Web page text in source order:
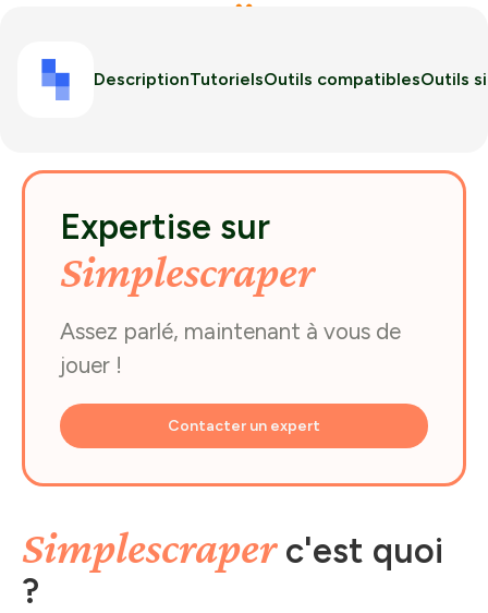
DescriptionTutorielsOutils compatiblesOutils
Simplescraperc'est quoi
?
Expertise sur
Simplescraper
Assez parlé, maintenant à vous de
jouer !
Contacter un expert